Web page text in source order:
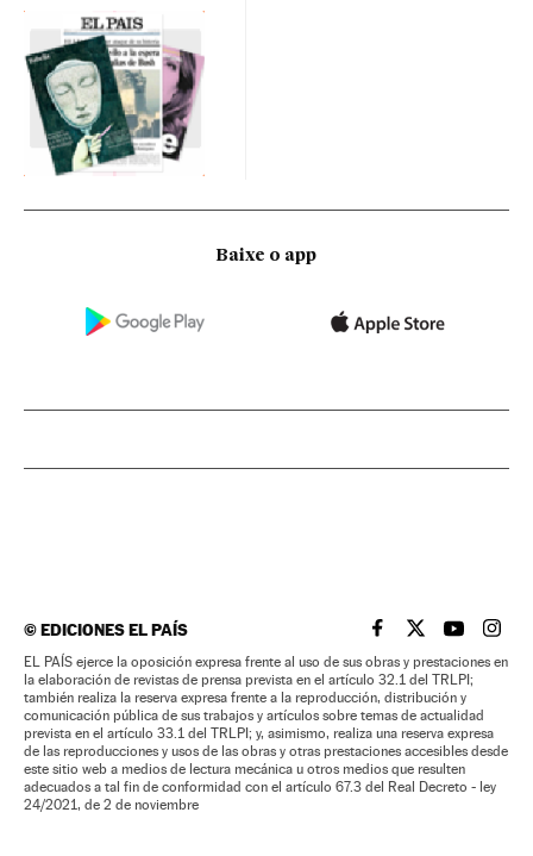
Baixe o app
©EDICIONES EL PAÍS EL PAÍS BRASIL EN
EL PAÍSEL PAÍS
EL
EL PAÍS ejerce la oposición expresa frente al uso de sus obras y prestaciones en
la elaboración de revistas de prensa prevista en el artículo 32.1 del TRLPI;
también realiza la reserva expresa frente a la reproducción, distribución y
comunicación pública de sus trabajos y artículos sobre temas de actualidad
prevista en el artículo 33.1 del TRLPI; y, asimismo, realiza una reserva expresa
de las reproducciones y usos de las obras y otras prestaciones accesibles desde
este sitio web a medios de lectura mecánica u otros medios que resulten
adecuados a tal fin de conformidad con el artículo 67.3 del Real Decreto - ley
24/2021, de 2 de noviembre